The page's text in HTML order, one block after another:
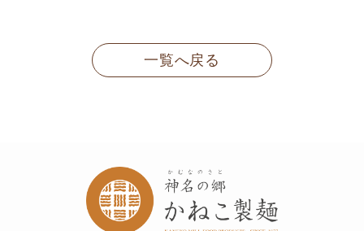
一覧へ戻る